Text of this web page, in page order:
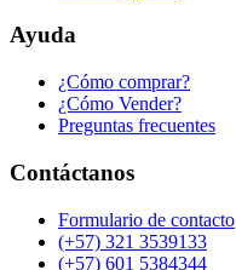
Ayuda
¿Cómo comprar?
¿Cómo Vender?
Preguntas frecuentes
Contáctanos
Formulario de contacto
(+57) 321 3539133
(+57) 601 5384344